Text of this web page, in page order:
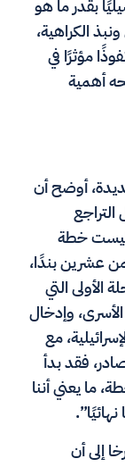
بقدر ما هو
الكراهية،
مؤثرًا في
أهمية
أوضح أن
ليست خطة
عشرين بندًا،
الأولى التي
وإدخال
مع
فقد بدأ
ما يعني أننا
إلى أن